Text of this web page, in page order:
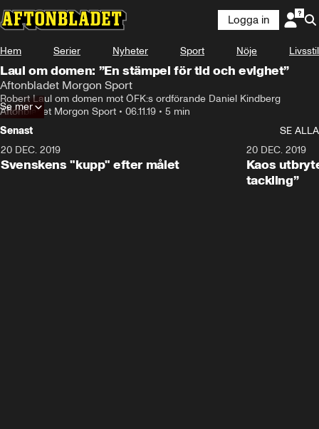
Logga in
Hem Serier Nyheter Sport Nöje Livsstil
Laul om domen: ”En stämpel för tid och evighet”
Aftonbladet Morgon Sport
Robert Laul om domen mot ÖFK:s ordförande Daniel Kindberg
Aftonbladet Morgon Sport • 06.11.19 • 5 min
Se mer
Senast
SE ALLA
20 DEC. 2019
Svenskens "kupp" efter målet
20 DEC. 2019
Kaos
tackling”